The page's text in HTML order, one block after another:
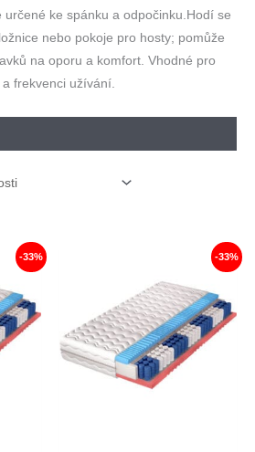
ke spánku a odpočinku.Hodí se
nebo pokoje pro hosty; pomůže
na oporu a komfort. Vhodné pro
frekvenci užívání.
-33% -33%